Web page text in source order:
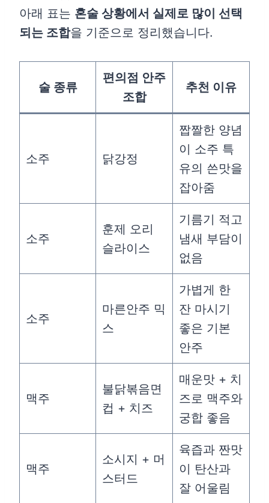
아래 표는 혼술 상황에서 실제로 많이 선택
되는 조합을 기준으로 정리했습니다.
술 종류
편의점 안주
조합
추천 이유
소주 닭강정
짭짤한 양념
이 소주 특
유의 쓴맛을
잡아줌
소주
훈제 오리
슬라이스
기름기 적고
냄새 부담이
없음
소주
마른안주 믹
스
가볍게 한
잔 마시기
좋은 기본
안주
맥주
불닭볶음면
컵 + 치즈
매운맛 + 치
즈로 맥주와
궁합 좋음
맥주
소시지 + 머
스터드
육즙과 짠맛
이 탄산과
잘 어울림